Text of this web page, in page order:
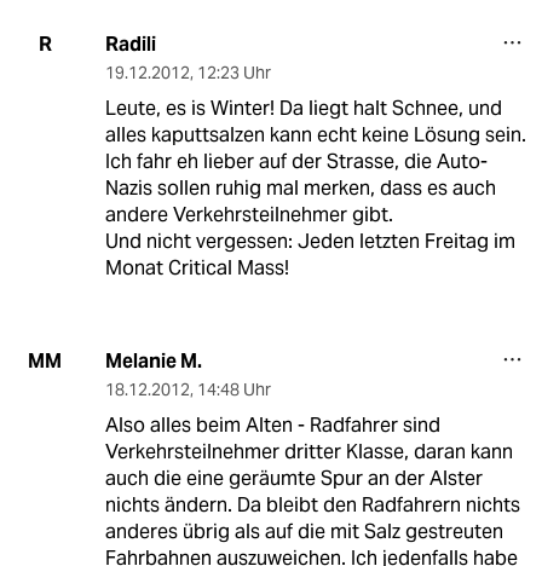
R Radili
19.12.2012, 12:23 Uhr
Leute, es is Winter! Da liegt halt Schnee, und
alles kaputtsalzen kann echt keine Lösung sein.
Ich fahr eh lieber auf der Strasse, die Auto-
Nazis sollen ruhig mal merken, dass es auch
andere Verkehrsteilnehmer gibt.
Und nicht vergessen: Jeden letzten Freitag im
Monat Critical Mass!
MM Melanie M.
18.12.2012, 14:48 Uhr
Also alles beim Alten - Radfahrer sind
Verkehrsteilnehmer dritter Klasse, daran kann
auch die eine geräumte Spur an der Alster
nichts ändern. Da bleibt den Radfahrern nichts
anderes übrig als auf die mit Salz gestreuten
Fahrbahnen auszuweichen. Ich jedenfalls habe